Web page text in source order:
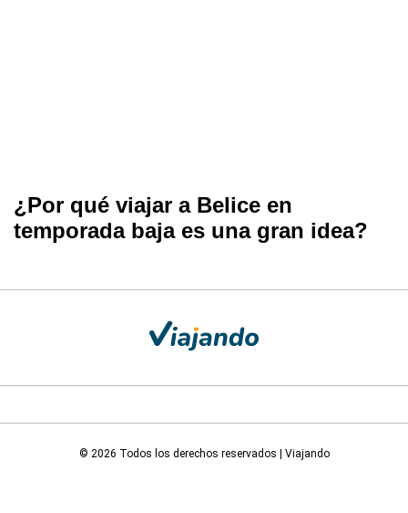
¿Por qué viajar a Belice en
temporada baja es una gran idea?
© 2026 Todos los derechos reservados | Viajando